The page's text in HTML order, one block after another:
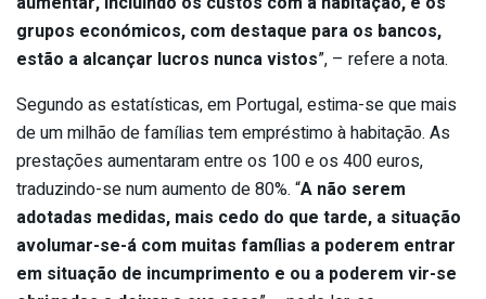
grupos económicos, com destaque para os bancos,
estão a alcançar lucros nunca vistos”, – refere a nota.
Segundo as estatísticas, em Portugal, estima-se que mais
de um milhão de famílias tem empréstimo à habitação. As
prestações aumentaram entre os 100 e os 400 euros,
traduzindo-se num aumento de 80%. “A não serem
adotadas medidas, mais cedo do que tarde, a situação
avolumar-se-á com muitas famílias a poderem entrar
em situação de incumprimento e ou a poderem vir-se